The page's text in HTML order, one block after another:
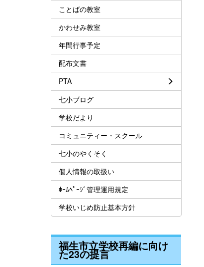
ことばの教室
かわせみ教室
年間行事予定
配布文書
PTA
七小ブログ
学校だより
コミュニティー・スクール
七小のやくそく
個人情報の取扱い
ﾎｰﾑﾍﾟｰｼﾞ管理運用規定
学校いじめ防止基本方針
福生市立学校再編に向け
た23の提言